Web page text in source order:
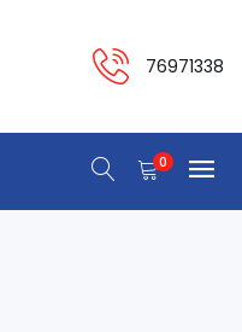
76971338
0